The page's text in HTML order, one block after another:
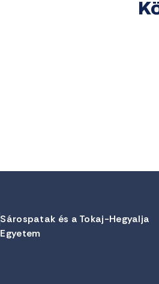
Sárospatak és a Tokaj-Hegyalja
Egyetem